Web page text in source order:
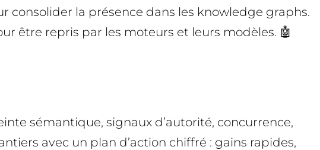
consolider la présence dans les knowledge graphs.
être repris par les moteurs et leurs modèles. 🤖
sémantique, signaux d’autorité, concurrence,
avec un plan d’action chiffré : gains rapides,